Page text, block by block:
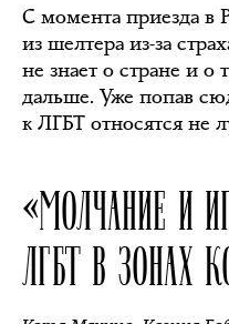
С момента приезда в
из шелтера из-за
не знает о стране и о
дальше. Уже попав
к ЛГБТ относятся не
«МОЛЧАНИЕ И
ЛГБТ В ЗОНАХ